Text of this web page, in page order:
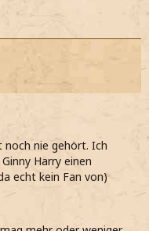
noch nie gehört. Ich
Harry einen
echt kein Fan von)